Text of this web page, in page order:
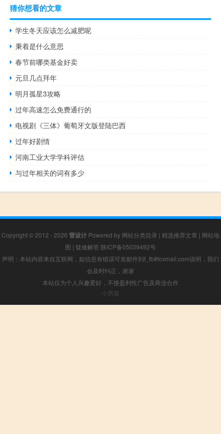
猜你想看的文章
学生冬天应该怎么减肥呢
秉着是什么意思
春节前哪类基金好卖
元旦几点拜年
明月孤星3攻略
过年高速怎么免费通行的
电视剧《三体》葡萄牙文版登陆巴西
过年好剧情
河南工业大学学科评估
与过年相关的词有多少
Copyright © 2012 - 2026 雷设计 Powered by 网站分类目录 | 精选推荐文章 | 网站地
图 | 疑难解答 陕ICP备05039492号
声明：本站内容来自互联网，如信息有错误可发邮件到f_fb#foxmail.com说明，我们
会及时纠正，谢谢
本站仅为个人兴趣爱好，不接盈利性广告及商业合作
小男孩